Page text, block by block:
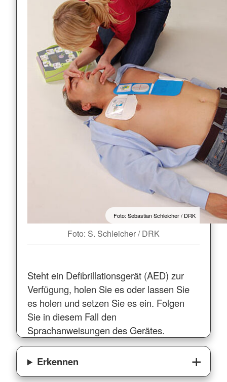
Foto: Sebastian Schleicher / DRK
Foto: S. Schleicher / DRK
Steht ein Defibrillationsgerät (AED) zur
Verfügung, holen Sie es oder lassen Sie
es holen und setzen Sie es ein. Folgen
Sie in diesem Fall den
Sprachanweisungen des Gerätes.
Erkennen